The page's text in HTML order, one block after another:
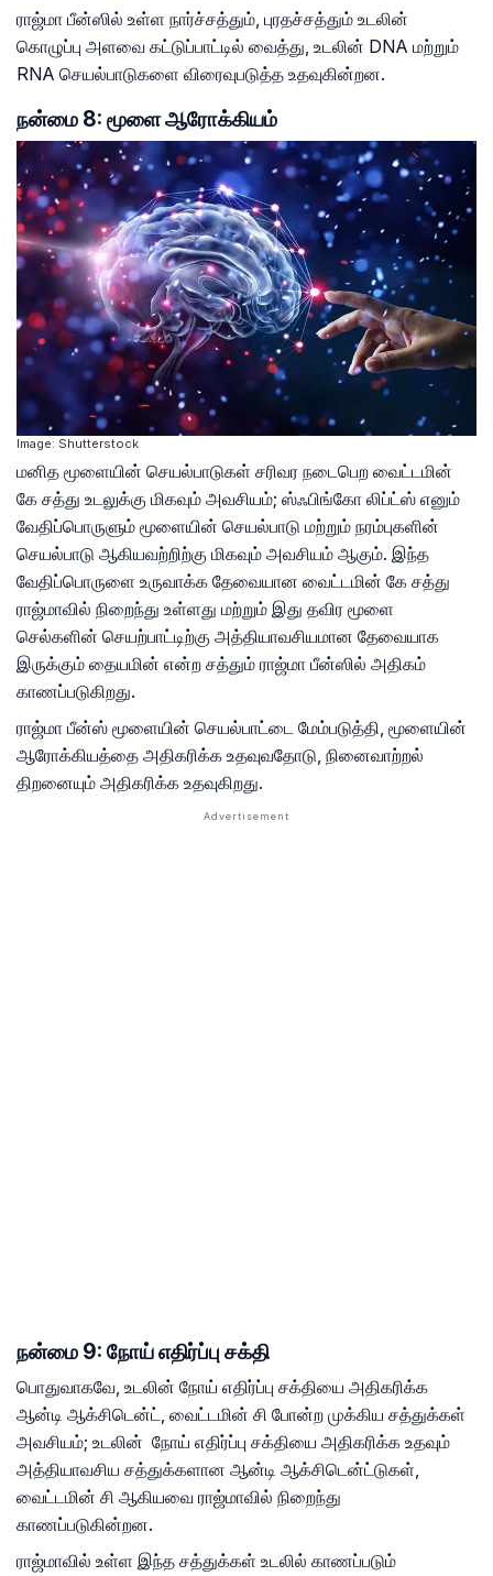
ராஜ்மா பீன்ஸில் உள்ள நார்ச்சத்தும், புரதச்சத்தும் உடலின்
கொழுப்பு அளவை கட்டுப்பாட்டில் வைத்து, உடலின் DNA மற்றும்
RNA செயல்பாடுகளை விரைவுபடுத்த உதவுகின்றன.
நன்மை 8: மூளை ஆரோக்கியம்
Image: Shutterstock
மனித மூளையின் செயல்பாடுகள் சரிவர நடைபெற வைட்டமின்
கே சத்து உடலுக்கு மிகவும் அவசியம்; ஸ்ஃபிங்கோ லிப்ட்ஸ் எனும்
வேதிப்பொருளும் மூளையின் செயல்பாடு மற்றும் நரம்புகளின்
செயல்பாடு ஆகியவற்றிற்கு மிகவும் அவசியம் ஆகும். இந்த
வேதிப்பொருளை உருவாக்க தேவையான வைட்டமின் கே சத்து
ராஜ்மாவில் நிறைந்து உள்ளது மற்றும் இது தவிர மூளை
செல்களின் செயற்பாட்டிற்கு அத்தியாவசியமான தேவையாக
இருக்கும் தையமின் என்ற சத்தும் ராஜ்மா பீன்ஸில் அதிகம்
காணப்படுகிறது.
ராஜ்மா பீன்ஸ் மூளையின் செயல்பாட்டை மேம்படுத்தி, மூளையின்
ஆரோக்கியத்தை அதிகரிக்க உதவுவதோடு, நினைவாற்றல்
திறனையும் அதிகரிக்க உதவுகிறது.
நன்மை 9: நோய் எதிர்ப்பு சக்தி
பொதுவாகவே, உடலின் நோய் எதிர்ப்பு சக்தியை அதிகரிக்க
ஆன்டி ஆக்சிடென்ட், வைட்டமின் சி போன்ற முக்கிய சத்துக்கள்
அவசியம்; உடலின் நோய் எதிர்ப்பு சக்தியை அதிகரிக்க உதவும்
அத்தியாவசிய சத்துக்களான ஆன்டி ஆக்சிடென்ட்டுகள்,
வைட்டமின் சி ஆகியவை ராஜ்மாவில் நிறைந்து
காணப்படுகின்றன.
ராஜ்மாவில் உள்ள இந்த சத்துக்கள் உடலில் காணப்படும்